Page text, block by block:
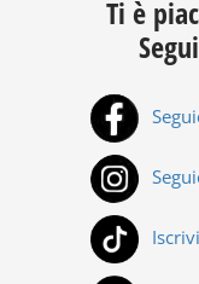
Ti è